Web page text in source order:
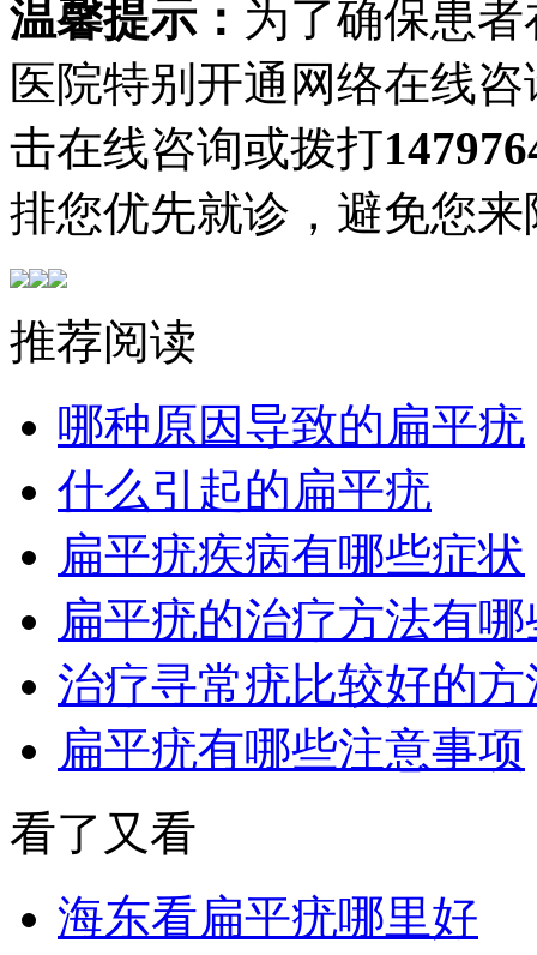
温馨提示： 为了确保患
医院特别开通网络在线
击在线咨询或拨打
排您优先就诊，避免您
推荐阅读
哪种原因导致的扁平疣
什么引起的扁平疣
扁平疣疾病有哪些症状
扁平疣的治疗方法有哪
治疗寻常疣比较好的
扁平疣有哪些注意事项
看了又看
海东看扁平疣哪里好